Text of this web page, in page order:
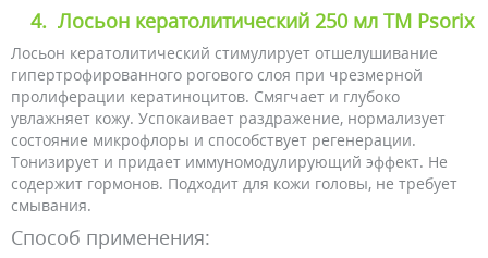
4. Лосьон кератолитический 250 мл ТМ Psorix
Лосьон кератолитический стимулирует отшелушивание
гипертрофированного рогового слоя при чрезмерной
пролиферации кератиноцитов. Смягчает и глубоко
увлажняет кожу. Успокаивает раздражение, нормализует
состояние микрофлоры и способствует регенерации.
Тонизирует и придает иммуномодулирующий эффект. Не
содержит гормонов. Подходит для кожи головы, не требует
смывания.
Способ применения: